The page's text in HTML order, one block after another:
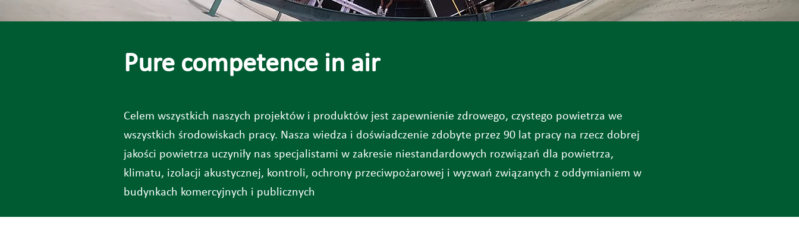
Pure competence in air
Celem wszystkich naszych projektów i produktów jest zapewnienie zdrowego, czystego powietrza we
wszystkich środowiskach pracy. Nasza wiedza i doświadczenie zdobyte przez 90 lat pracy na rzecz dobrej
jakości powietrza uczyniły nas specjalistami w zakresie niestandardowych rozwiązań dla powietrza,
klimatu, izolacji akustycznej, kontroli, ochrony przeciwpożarowej i wyzwań związanych z oddymianiem w
budynkach komercyjnych i publicznych